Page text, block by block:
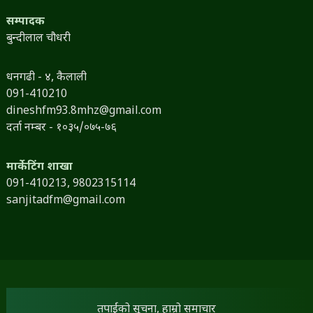
सम्पादक
बुन्दीलाल चौधरी
धनगढी - ४, कैलाली
091-410210
dineshfm93.8mhz@gmail.com
दर्ता नम्बर - १०३५/०७५-७६
मार्केटिंग शाखा
091-410213, 9802315114
sanjitadfm@gmail.com
तपाईंको सूचना, हाम्रो समाचार